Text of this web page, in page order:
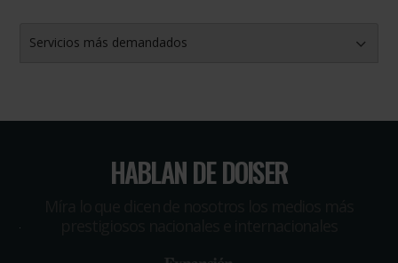
Servicios más demandados
HABLAN DE DOISER